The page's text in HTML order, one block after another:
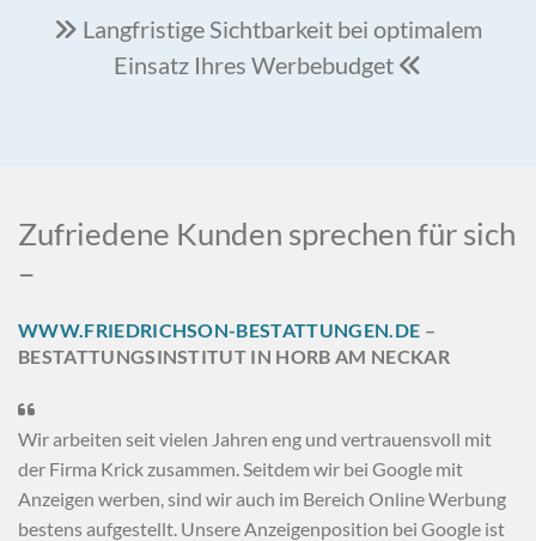
 Langfristige Sichtbarkeit bei optimalem
Einsatz Ihres Werbebudget 
Zufriedene Kunden sprechen für sich
–
WWW.FRIEDRICHSON-BESTATTUNGEN.DE –
BESTATTUNGSINSTITUT IN HORB AM NECKAR

Wir arbeiten seit vielen Jahren eng und vertrauensvoll mit
der Firma Krick zusammen. Seitdem wir bei Google mit
Anzeigen werben, sind wir auch im Bereich Online Werbung
bestens aufgestellt. Unsere Anzeigenposition bei Google ist